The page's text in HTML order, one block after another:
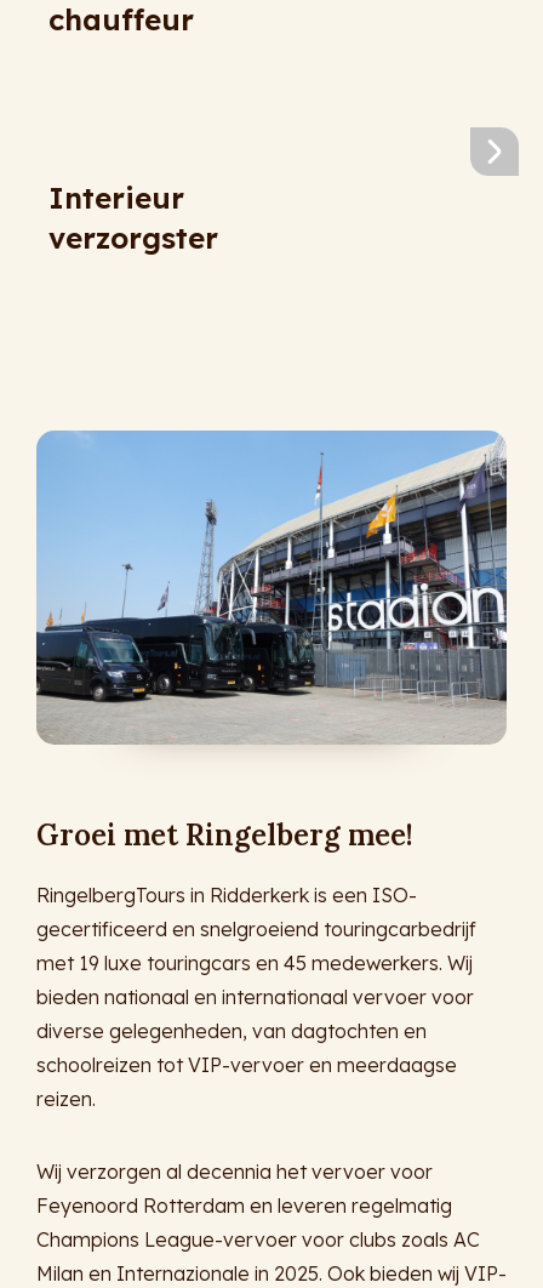
chauffeur
Interieur
verzorgster
Groei met Ringelberg mee!
RingelbergTours in Ridderkerk is een ISO-
gecertificeerd en snelgroeiend touringcarbedrijf
met 19 luxe touringcars en 45 medewerkers. Wij
bieden nationaal en internationaal vervoer voor
diverse gelegenheden, van dagtochten en
schoolreizen tot VIP-vervoer en meerdaagse
reizen.
Wij verzorgen al decennia het vervoer voor
Feyenoord Rotterdam en leveren regelmatig
Champions League-vervoer voor clubs zoals AC
Milan en Internazionale in 2025. Ook bieden wij VIP-